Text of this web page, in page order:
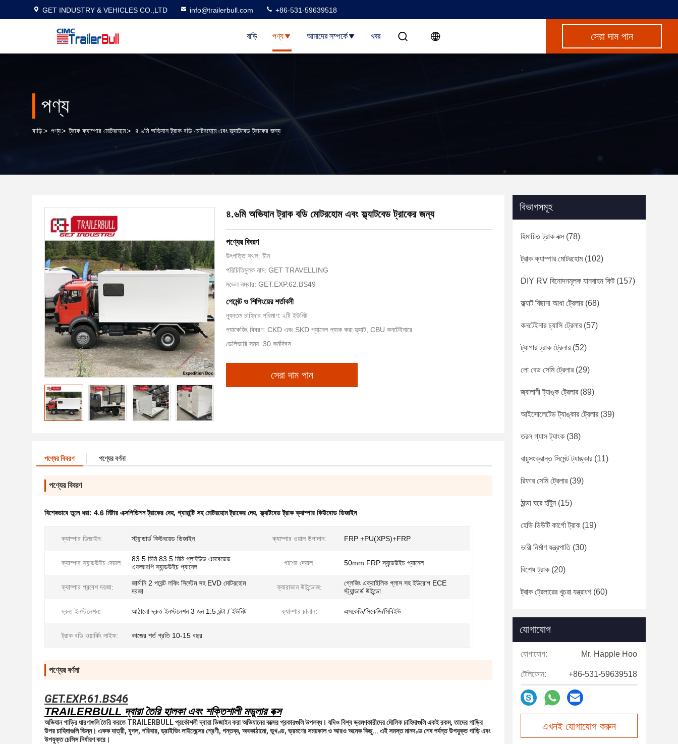
GET INDUSTRY & VEHICLES CO.,LTD info@trailerbull.com +86-531-59639518
বাড়ি পণ্য আমাদের সম্পর্কে খবর সেরা দাম পান
পণ্য
বাড়ি> পণ্য> ট্রাক ক্যাম্পার মোটরহোম> ৪.৬মি অভিযান ট্রাক বডি মোটরহোম এবং ফ্ল্যাটবেড ট্রাকের জন্য
৪.৬মি অভিযান ট্রাক বডি মোটরহোম এবং ফ্ল্যাটবেড ট্রাকের জন্য
পণ্যের বিবরণ
উৎপত্তি স্থল: চীন
পরিচিতিমুলক নাম: GET TRAVELLING
মডেল নম্বার: GET.EXP.62.BS49
পেমেন্ট ও শিপিংয়ের শর্তাবলী
ন্যূনতম চাহিদার পরিমাণ: ২টি ইউনিট
প্যাকেজিং বিবরণ: CKD এবং SKD প্যানেল প্যাক করা ফ্ল্যাট, CBU কনটেইনারে
ডেলিভারি সময়: 30 কর্মদিবস
সেরা দাম পান
পণ্যের বিবরণ পণ্যের বর্ণনা
পণ্যের বিবরণ
বিশেষভাবে তুলে ধরা: 4.6 মিটার এক্সপিডিশন ট্রাকের দেহ, গ্যারান্টি সহ মোটরহোম ট্রাকের দেহ,ফ্ল্যাটবেড ট্রাক ক্যাম্পার কিউবোড ডিজাইন
ক্যাম্পার ডিজাইন: স্ট্যান্ডার্ড কিউবয়েড ডিজাইন ক্যাম্পার ওয়াল উপাদান: FRP +PU(XPS)+FRP
ক্যাম্পার স্যান্ডউইচ দেয়াল:
83.5 মিমি 83.5 মিমি প্লাইউড এমবেডেড
এফআরপি স্যান্ডউইচ প্যানেল
পাশের দেয়াল: 50mm FRP স্যান্ডউইচ প্যানেল
ক্যাম্পার প্রবেশ দরজা:
জার্মানি 2 পয়েন্ট লকিং সিস্টেম সহ EVD মোটরহোম
দরজা
ক্যারাভান উইন্ডোজ:
গ্লেজিং এক্রাইলিক গ্লাস সহ ইউরোপ ECE
স্ট্যান্ডার্ড উইন্ডো
দ্রুত ইনস্টলেশন: আঠালো দ্রুত ইনস্টলেশন 3 জন 1.5 ঘন্টা / ইউনিট ক্যাম্পার চালান: এসকেডি/সিকেডি/সিবিইউ
ট্রাক বডি ওয়ার্কিং লাইফ: কাজের শর্ত প্রতি 10-15 বছর
পণ্যের বর্ণনা
GET.EXP.61.BS46
TRAILERBULL দ্বারা তৈরি হালকা এবং শক্তিশালী মডুলার বক্স
অভিযান গাড়ির ধারণাগুলি তৈরি করতে TRAILERBULL প্রকৌশলী দ্বারা ডিজাইন করা অভিযানের বক্সের প্রকারগুলি উপলব্ধ। যদিও বিশ্ব ভ্রমণকারীদের মৌলিক চাহিদাগুলি একই রকম, তাদের গাড়ির
উপর চাহিদাগুলি ভিন্ন। একক যাত্রী, যুগল, পরিবার, ড্রাইভিং লাইসেন্সের শ্রেণী, গন্তব্য, অবকাঠামো, ভূখণ্ড, ভ্রমণের সময়কাল ও আরও অনেক কিছু... এই সমস্ত মানদণ্ড শেষ পর্যন্ত উপযুক্ত গাড়ি এবং
উপযুক্ত চেসিস নির্ধারণ করে।
বিভাগসমূহ
হিমায়িত ট্রাক বক্স (78)
ট্রাক ক্যাম্পার মোটরহোম(102)
DIY RV বিনোদনমূলক যানবাহন কিট(157)
ফ্ল্যাট বিছানা আধা ট্রেলার(68)
কনটেইনার চ্যাসি ট্রেলার(57)
ট্যাপার ট্রাক ট্রেলার(52)
লো বেড সেমি ট্রেলার(29)
জ্বালানী ট্যাঙ্ক ট্রেলার(89)
আইসোলেটেড ট্যাঙ্কার ট্রেলার(39)
তরল গ্যাস ট্যাংক (38)
বায়ুসংক্রান্ত সিমেন্ট ট্যাঙ্কার(11)
রিফার সেমি ট্রেলার(39)
ঠান্ডা ঘরে হাঁটুন (15)
হেভি ডিউটি ​​কার্গো ট্রাক (19)
ভারী নির্মাণ যন্ত্রপাতি(30)
বিশেষ ট্রাক (20)
ট্রাক ট্রেলারের খুচরা যন্ত্রাংশ(60)
যোগাযোগ
যোগাযোগ: Mr. Happle Hoo
টেলিফোন: +86-531-59639518
এখনই যোগাযোগ করুন